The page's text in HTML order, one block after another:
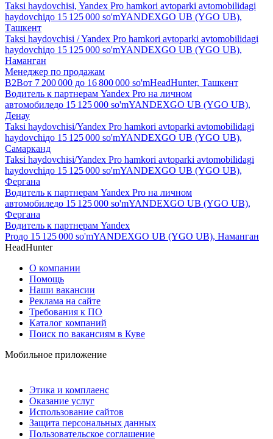
Taksi haydovchisi, Yandex Pro hamkori avtoparki avtomobilidagi
haydovchiдо 15 125 000 so'mYANDEXGO UB (YGO UB),
Ташкент
Taksi haydovchisi / Yandex Pro hamkori avtoparki avtomobilidagi
haydovchiдо 15 125 000 so'mYANDEXGO UB (YGO UB),
Наманган
Менеджер по продажам
B2Bот 7 200 000 до 16 800 000 so'mHeadHunter, Ташкент
Водитель к партнерам Yandex Pro на личном
автомобиледо 15 125 000 so'mYANDEXGO UB (YGO UB),
Денау
Taksi haydovchisi/Yandex Pro hamkori avtoparki avtomobilidagi
haydovchiдо 15 125 000 so'mYANDEXGO UB (YGO UB),
Самарканд
Taksi haydovchisi/Yandex Pro hamkori avtoparki avtomobilidagi
haydovchiдо 15 125 000 so'mYANDEXGO UB (YGO UB),
Фергана
Водитель к партнерам Yandex Pro на личном
автомобиледо 15 125 000 so'mYANDEXGO UB (YGO UB),
Фергана
Водитель к партнерам Yandex
Proдо 15 125 000 so'mYANDEXGO UB (YGO UB), Наманган
HeadHunter
О компании
Помощь
Наши вакансии
Реклама на сайте
Требования к ПО
Каталог компаний
Поиск по вакансиям в Куве
Мобильное приложение
Этика и комплаенс
Оказание услуг
Использование сайтов
Защита персональных данных
Пользовательское соглашение